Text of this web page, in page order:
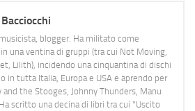
blogger. Ha militato come
una ventina di gruppi (tra cui Not Moving,
Lilith), incidendo una cinquantina di dischi
in tutta Italia, Europa e USA e aprendo per
and the Stooges, Johnny Thunders, Manu
scritto una decina di libri tra cui "Uscito